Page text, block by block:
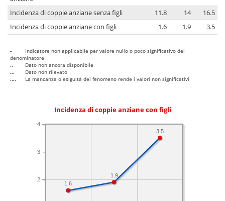
Incidenza di coppie anziane senza figli 11.8 14
16.5
Incidenza di coppie anziane con figli
1.6 1.9 3.5
-
Indicatore non applicabile per valore nullo o poco significativo del
denominatore
..
Dato non ancora disponibile
...
Dato non rilevato
....
La mancanza o esiguità del fenomeno rende i valori non significativi
Incidenza di coppie anziane con figli
2
3
4
3.5
1.9
1.6